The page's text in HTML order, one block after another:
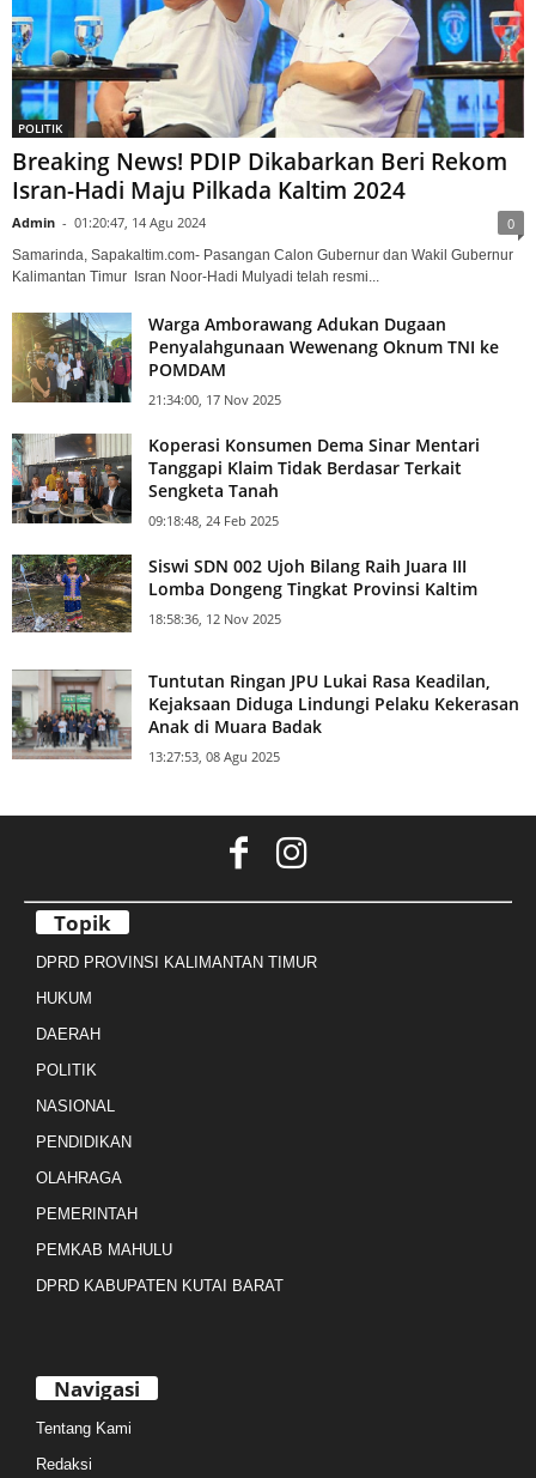
POLITIK
Breaking News! PDIP Dikabarkan Beri Rekom
Isran-Hadi Maju Pilkada Kaltim 2024
Admin - 01:20:47, 14 Agu 2024 0
Samarinda, Sapakaltim.com- Pasangan Calon Gubernur dan Wakil Gubernur
Kalimantan Timur Isran Noor-Hadi Mulyadi telah resmi...
Warga Amborawang Adukan Dugaan
Penyalahgunaan Wewenang Oknum TNI ke
POMDAM
21:34:00, 17 Nov 2025
Koperasi Konsumen Dema Sinar Mentari
Tanggapi Klaim Tidak Berdasar Terkait
Sengketa Tanah
09:18:48, 24 Feb 2025
Siswi SDN 002 Ujoh Bilang Raih Juara III
Lomba Dongeng Tingkat Provinsi Kaltim
18:58:36, 12 Nov 2025
Tuntutan Ringan JPU Lukai Rasa Keadilan,
Kejaksaan Diduga Lindungi Pelaku Kekerasan
Anak di Muara Badak
13:27:53, 08 Agu 2025
Topik
DPRD PROVINSI KALIMANTAN TIMUR
HUKUM
DAERAH
POLITIK
NASIONAL
PENDIDIKAN
OLAHRAGA
PEMERINTAH
PEMKAB MAHULU
DPRD KABUPATEN KUTAI BARAT
Navigasi
Tentang Kami
Redaksi